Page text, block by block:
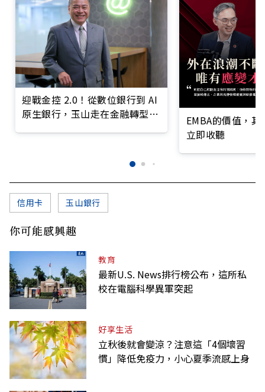
迎戰金控 2.0！從數位銀行到 AI
原生銀行，玉山走在金融轉型最
EMBA的價值，
立即收聽
信用卡 玉山銀行
你可能感興趣
教育
最新U.S. News排行榜公布，這所私
校在電腦科學異軍突起
好享生活
立秋後就會變涼？注意這「4個壞習
慣」降低免疫力，小心夏季流感上身